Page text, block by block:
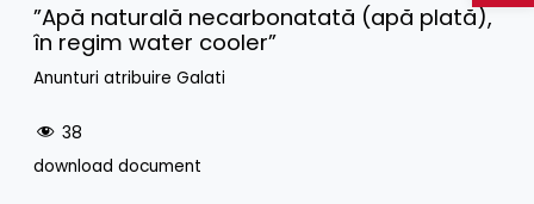
”Apă naturală necarbonatată (apă plată),
în regim water cooler”
Anunturi atribuire Galati
38
download document